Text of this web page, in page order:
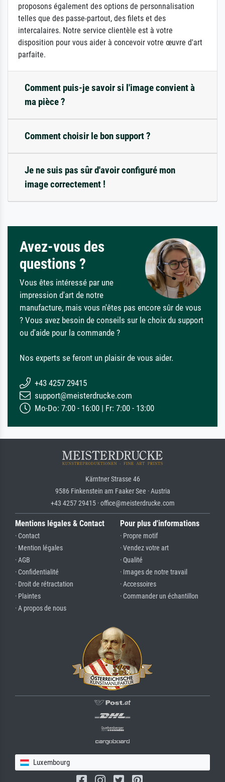
proposons également des options de personnalisation
telles que des passe-partout, des filets et des
intercalaires. Notre service clientèle est à votre
disposition pour vous aider à concevoir votre œuvre d'art
parfaite.
Comment puis-je savoir si l'image convient à
ma pièce ?
Comment choisir le bon support ?
Je ne suis pas sûr d'avoir configuré mon
image correctement !
Avez-vous des
questions ?
Vous êtes intéressé par une
impression d'art de notre
manufacture, mais vous n'êtes pas encore sûr de vous
? Vous avez besoin de conseils sur le choix du support
ou d'aide pour la commande ?
Nos experts se feront un plaisir de vous aider.
+43 4257 29415
support@meisterdrucke.com
Mo-Do: 7:00 - 16:00 | Fr: 7:00 - 13:00
Kärntner Strasse 46
9586 Finkenstein am Faaker See · Austria
+43 4257 29415 · office@meisterdrucke.com
Mentions légales & Contact
· Contact
· Mention légales
· AGB
· Confidentialité
· Droit de rétractation
· Plaintes
· A propos de nous
Pour plus d'informations
· Propre motif
· Vendez votre art
· Qualité
· Images de notre travail
· Accessoires
· Commander un échantillon
Luxembourg